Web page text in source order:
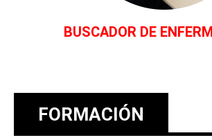
BUSCADOR DE
FORMACIÓN